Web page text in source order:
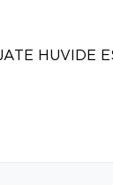
HUVIDE